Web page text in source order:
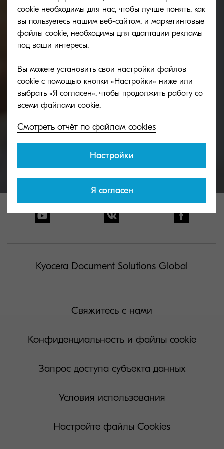
будем рады Вашему
обращению.
дополнительная информация? Обратитесь за
помощью к специалистам KYOCERA.
Связаться
Kyocera Document Solutions Global
Свяжитесь с нами
Конфиденциальность и файлы cookie
Запрос доступа субъекта данных
Условия использования
Настройте файлы Cookies
cookie необходимы для нас, чтобы лучше понять, как
вы пользуетесь нашим веб-сайтом, и маркетинговые
файлы cookie, необходимы для адаптации рекламы
под ваши интересы.
Вы можете установить свои настройки файлов
cookie с помощью кнопки «Настройки» ниже или
выбрать «Я согласен», чтобы продолжить работу со
Смотреть отчёт по файлам cookies
Настройки
Я согласен